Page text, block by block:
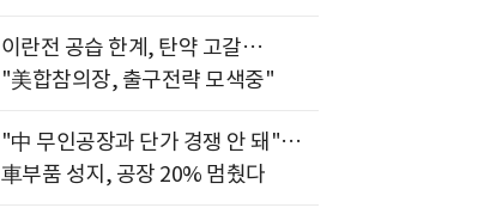
이란전 공습 한계, 탄약 고갈…
"美합참의장, 출구전략 모색중"
"中 무인공장과 단가 경쟁 안 돼"…
車부품 성지, 공장 20% 멈췄다